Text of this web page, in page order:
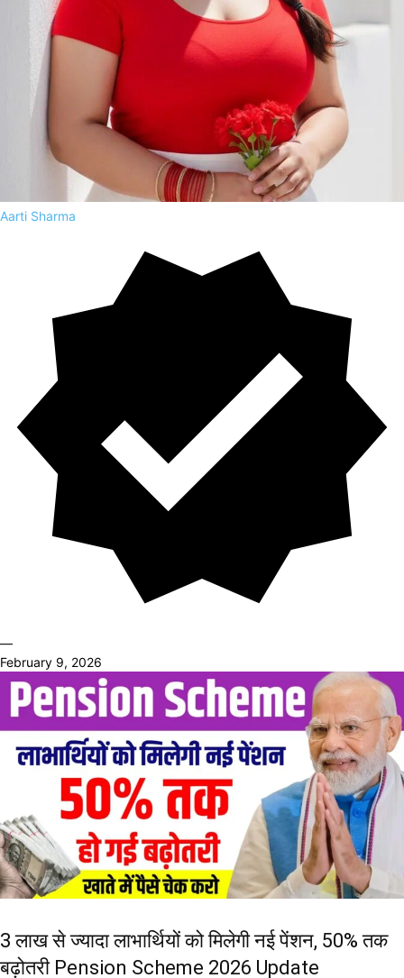
Aarti Sharma
—
February 9, 2026
3 लाख से ज्यादा लाभार्थियों को मिलेगी नई पेंशन, 50% तक
बढ़ोतरी Pension Scheme 2026 Update